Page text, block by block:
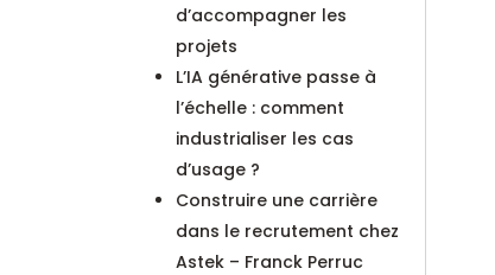
d’accompagner les
projets
L’IA générative passe à
l’échelle : comment
industrialiser les cas
d’usage ?
Construire une carrière
dans le recrutement chez
Astek – Franck Perruc